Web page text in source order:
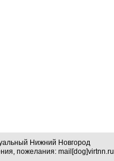
Нижний Новгород
пожелания: mail[dog]virtnn.ru